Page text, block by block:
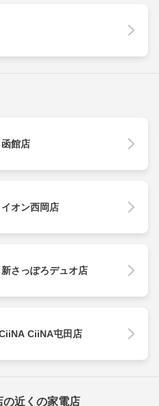
館店
オン西岡店
さっぽろデュオ店
CiiNA屯田店
の近くの家電店